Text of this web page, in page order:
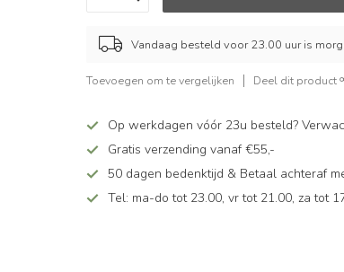
Vandaag besteld voor 23.00 uur is
Toevoegen om te vergelijken Deel dit product
Op werkdagen vóór 23u besteld?
Gratis verzending vanaf €55,-
50 dagen bedenktijd & Betaal achteraf
Tel: ma-do tot 23.00, vr tot 21.00, za tot